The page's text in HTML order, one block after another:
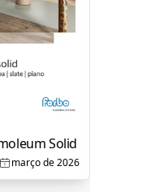
Solid
março de 2026